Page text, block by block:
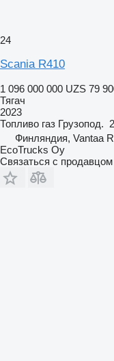
24
Scania R410
1 096 000 000 UZS 79
Тягач
2023
Топливо газ Грузопод.
Финляндия, Vantaa
EcoTrucks Oy
Связаться с продавцом